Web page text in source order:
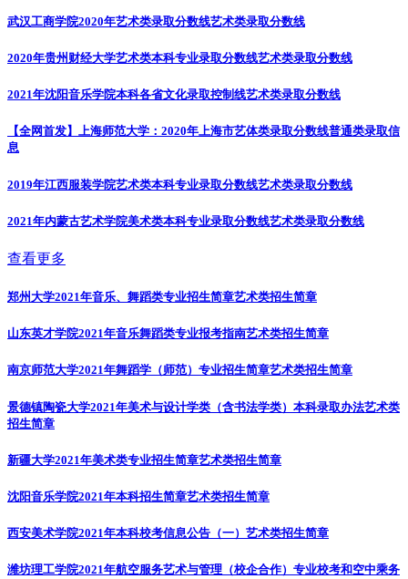
武汉工商学院2020年艺术类录取分数线艺术类录取分数线
2020年贵州财经大学艺术类本科专业录取分数线艺术类录取分数线
2021年沈阳音乐学院本科各省文化录取控制线艺术类录取分数线
【全网首发】上海师范大学：2020年上海市艺体类录取分数线普通类录取信
息
2019年江西服装学院艺术类本科专业录取分数线艺术类录取分数线
2021年内蒙古艺术学院美术类本科专业录取分数线艺术类录取分数线
查看更多
郑州大学2021年音乐、舞蹈类专业招生简章艺术类招生简章
山东英才学院2021年音乐舞蹈类专业报考指南艺术类招生简章
南京师范大学2021年舞蹈学（师范）专业招生简章艺术类招生简章
景德镇陶瓷大学2021年美术与设计学类（含书法学类）本科录取办法艺术类
招生简章
新疆大学2021年美术类专业招生简章艺术类招生简章
沈阳音乐学院2021年本科招生简章艺术类招生简章
西安美术学院2021年本科校考信息公告（一） 艺术类招生简章
潍坊理工学院2021年航空服务艺术与管理（校企合作）专业校考和空中乘务